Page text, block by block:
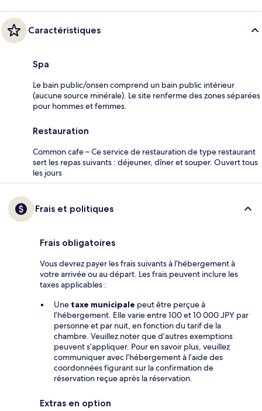
Caractéristiques
Spa
Le bain public/onsen comprend un bain public intérieur
(aucune source minérale). Le site renferme des zones séparées
pour hommes et femmes.
Restauration
Common cafe – Ce service de restauration de type restaurant
sert les repas suivants : déjeuner, dîner et souper. Ouvert tous
les jours
Frais et politiques
Frais obligatoires
Vous devrez payer les frais suivants à l’hébergement à
votre arrivée ou au départ. Les frais peuvent inclure les
taxes applicables :
Une taxe municipale peut être perçue à
l’hébergement. Elle varie entre 100 et 10 000 JPY par
personne et par nuit, en fonction du tarif de la
chambre. Veuillez noter que d’autres exemptions
peuvent s’appliquer. Pour en savoir plus, veuillez
communiquer avec l’hébergement à l’aide des
coordonnées figurant sur la confirmation de
réservation reçue après la réservation.
Extras en option